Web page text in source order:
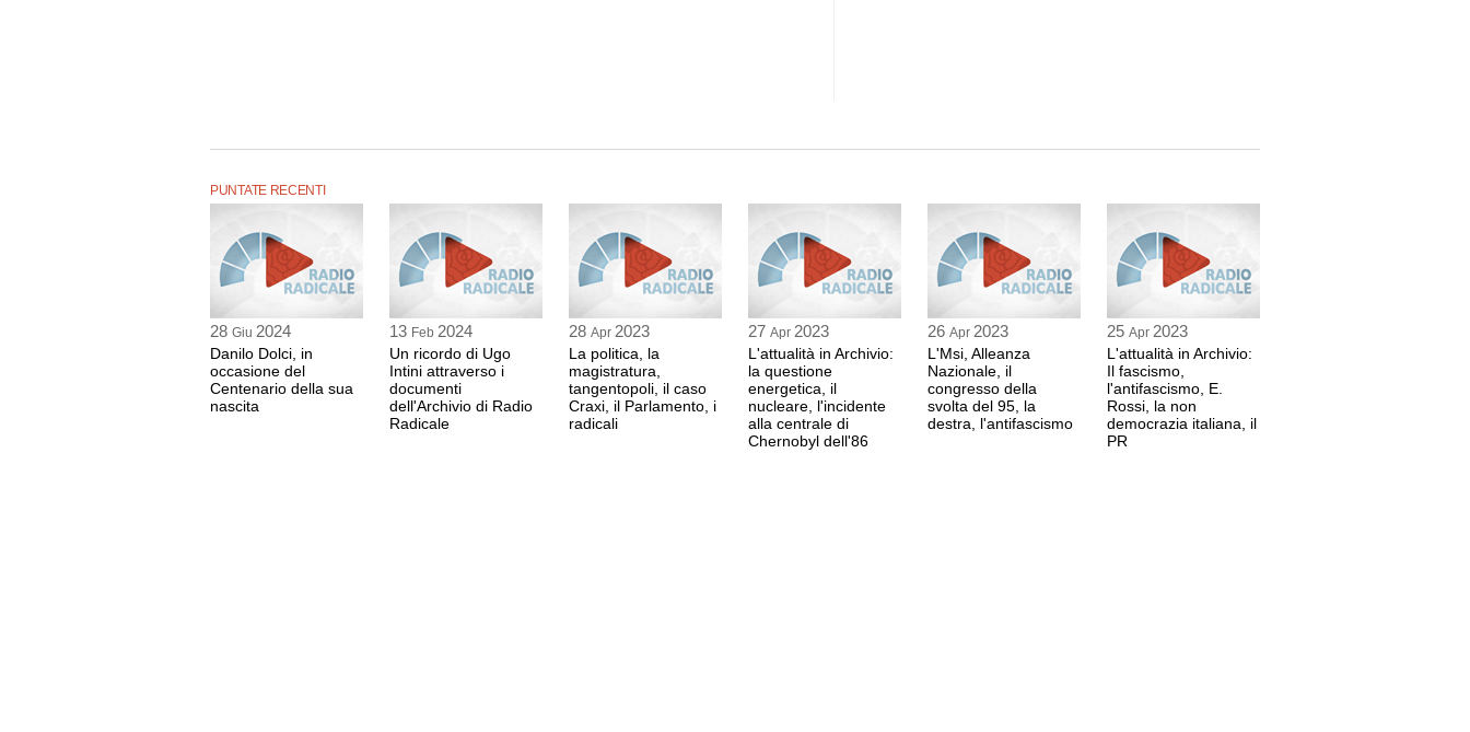
PUNTATE RECENTI
28 Giu 2024
Danilo Dolci, in
occasione del
Centenario della sua
nascita
13 Feb 2024
Un ricordo di Ugo
Intini attraverso i
documenti
dell'Archivio di Radio
Radicale
28 Apr 2023
La politica, la
magistratura,
tangentopoli, il caso
Craxi, il Parlamento, i
radicali
27 Apr 2023
L'attualità in Archivio:
la questione
energetica, il
nucleare, l'incidente
alla centrale di
Chernobyl dell'86
26 Apr 2023
L'Msi, Alleanza
Nazionale, il
congresso della
svolta del 95, la
destra, l'antifascismo
25 Apr 2023
L'attualità in Archivio:
Il fascismo,
l'antifascismo, E.
Rossi, la non
democrazia italiana, il
PR